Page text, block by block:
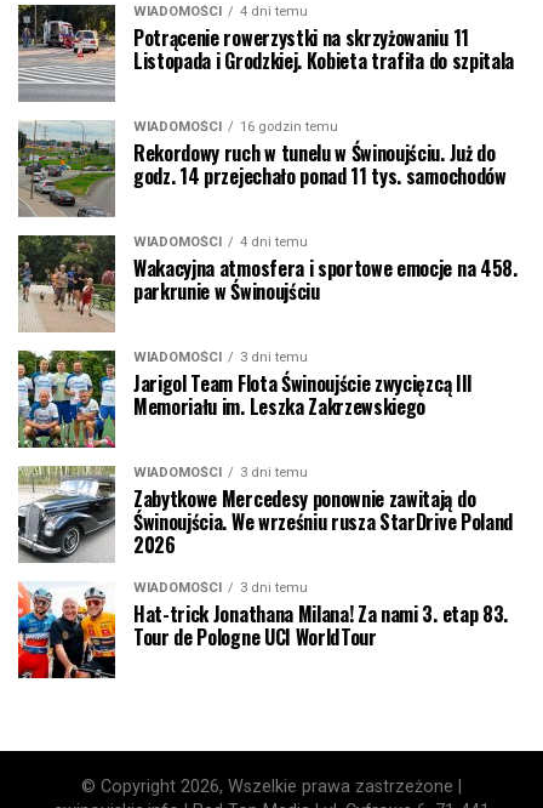
WIADOMOŚCI 4 dni temu
Potrącenie rowerzystki na skrzyżowaniu 11
Listopada i Grodzkiej. Kobieta trafiła do szpitala
WIADOMOŚCI 16 godzin temu
Rekordowy ruch w tunelu w Świnoujściu. Już do
godz. 14 przejechało ponad 11 tys. samochodów
WIADOMOŚCI 4 dni temu
Wakacyjna atmosfera i sportowe emocje na 458.
parkrunie w Świnoujściu
WIADOMOŚCI 3 dni temu
Jarigol Team Flota Świnoujście zwycięzcą III
Memoriału im. Leszka Zakrzewskiego
WIADOMOŚCI 3 dni temu
Zabytkowe Mercedesy ponownie zawitają do
Świnoujścia. We wrześniu rusza StarDrive Poland
2026
WIADOMOŚCI 3 dni temu
Hat-trick Jonathana Milana! Za nami 3. etap 83.
Tour de Pologne UCI WorldTour
© Copyright 2026, Wszelkie prawa zastrzeżone |